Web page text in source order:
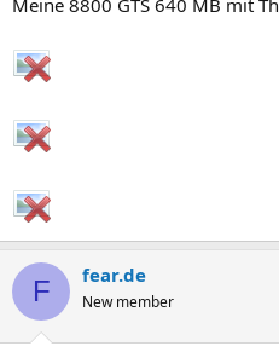
Meine 8800 GTS 640 MB mit
F fear.de
New member